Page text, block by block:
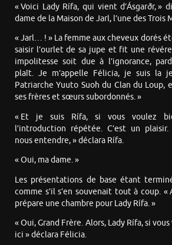
« Voici Lady Rífa, qui vient d’Ásgarðr, »
dame de la Maison de Jarl, l’une des Trois
« Jarl… ! » La femme aux cheveux dorés
saisir l’ourlet de sa jupe et fit une
impolitesse soit due à l’ignorance,
plaît. Je m’appelle Félicia, je suis la
Patriarche Yuuto Suoh du Clan du Loup,
ses frères et sœurs subordonnés. »
« Et je suis Rífa, si vous voulez
l’introduction répétée. C’est un plaisir.
nous entendre, » déclara Rífa.
« Oui, ma dame. »
Les présentations de base étant
comme s’il s’en souvenait tout à coup. «
prépare une chambre pour Lady Rífa. »
« Oui, Grand Frère. Alors, Lady Rífa, si
ici » déclara Félicia.